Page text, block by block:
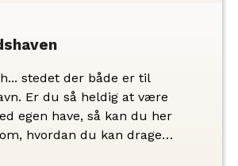
stedet der både er til
Er du så heldig at være
egen have, så kan du her
hvordan du kan drage